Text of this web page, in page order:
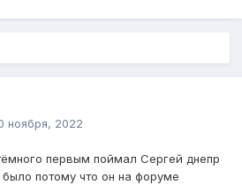
ноября, 2022
первым поймал Сергей днепр
потому что он на форуме